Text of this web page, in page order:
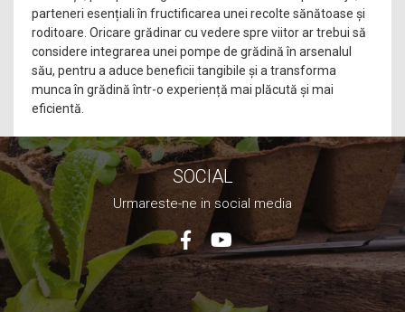
parteneri esențiali în fructificarea unei recolte sănătoase și
roditoare. Oricare grădinar cu vedere spre viitor ar trebui să
considere integrarea unei pompe de grădină în arsenalul
său, pentru a aduce beneficii tangibile și a transforma
munca în grădină într-o experiență mai plăcută și mai
eficientă.
SOCIAL
Urmareste-ne in social media